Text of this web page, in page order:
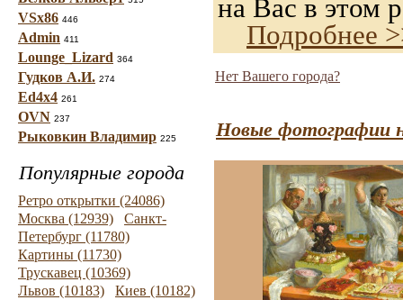
VSx86 446
Admin 411
Lounge_Lizard 364
Гудков А.И. 274
Ed4x4 261
OVN 237
Рыковкин Владимир 225
Популярные города
Ретро открытки (24086)
Москва (12939)
Санкт-
Петербург (11780)
Картины (11730)
Трускавец (10369)
Львов (10183)
Киев (10182)
на Вас в этом
Подробнее
Нет Вашего города?
Новые фотографии